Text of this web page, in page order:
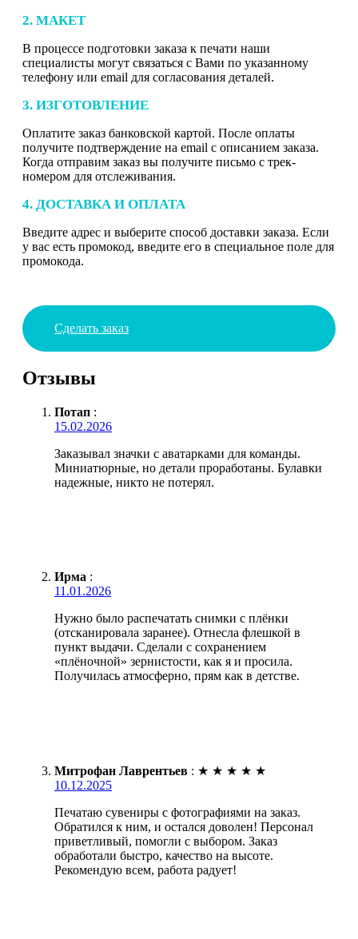
2. МАКЕТ
В процессе подготовки заказа к печати наши
специалисты могут связаться с Вами по указанному
телефону или email для согласования деталей.
3. ИЗГОТОВЛЕНИЕ
Оплатите заказ банковской картой. После оплаты
получите подтверждение на email с описанием заказа.
Когда отправим заказ вы получите письмо с трек-
номером для отслеживания.
4. ДОСТАВКА И ОПЛАТА
Введите адрес и выберите способ доставки заказа. Если
у вас есть промокод, введите его в специальное поле для
промокода.
Сделать заказ
Отзывы
Потап :
15.02.2026
Заказывал значки с аватарками для команды.
Миниатюрные, но детали проработаны. Булавки
надежные, никто не потерял.
Ирма :
11.01.2026
Нужно было распечатать снимки с плёнки
(отсканировала заранее). Отнесла флешкой в
пункт выдачи. Сделали с сохранением
«плёночной» зернистости, как я и просила.
Получилась атмосферно, прям как в детстве.
Митрофан Лаврентьев : ★ ★ ★ ★ ★
10.12.2025
Печатаю сувениры с фотографиями на заказ.
Обратился к ним, и остался доволен! Персонал
приветливый, помогли с выбором. Заказ
обработали быстро, качество на высоте.
Рекомендую всем, работа радует!